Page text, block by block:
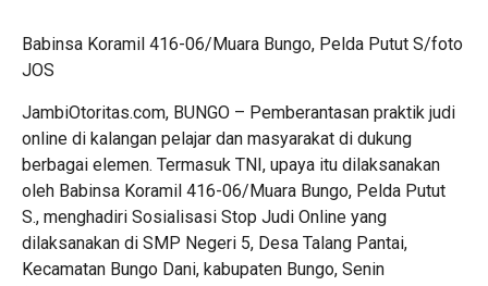
Babinsa Koramil 416-06/Muara Bungo, Pelda Putut S/foto
JOS
JambiOtoritas.com, BUNGO – Pemberantasan praktik judi
online di kalangan pelajar dan masyarakat di dukung
berbagai elemen. Termasuk TNI, upaya itu dilaksanakan
oleh Babinsa Koramil 416-06/Muara Bungo, Pelda Putut
S., menghadiri Sosialisasi Stop Judi Online yang
dilaksanakan di SMP Negeri 5, Desa Talang Pantai,
Kecamatan Bungo Dani, kabupaten Bungo, Senin